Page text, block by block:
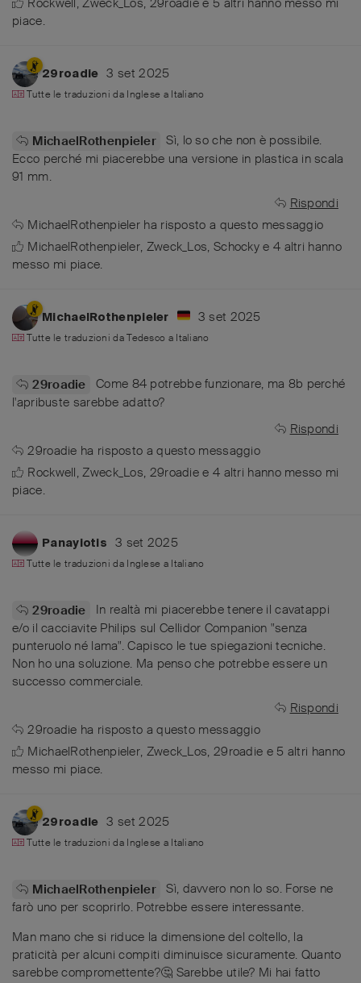
Rockwell,Zweck_Los, 29roadie e 5 altri hanno messo mi
piace.
29roadie 3 set 2025
Tutte le traduzioni da Inglese a Italiano
MichaelRothenpieler Sì, lo so che non è possibile.
Ecco perché mi piacerebbe una versione in plastica in scala
91 mm.
Rispondi
MichaelRothenpieler ha risposto a questo messaggio
MichaelRothenpieler, Zweck_Los, Schocky e 4 altri hanno
messo mi piace.
MichaelRothenpieler 3 set 2025
Tutte le traduzioni daTedesco a Italiano
29roadie
Come 84 potrebbe funzionare, ma 8b perché
l'apribuste sarebbe adatto?
Rispondi
29roadie ha risposto a questo messaggio
Rockwell,Zweck_Los, 29roadie e 4 altri hanno messo mi
piace.
Panayiotis 3 set 2025
Tutte le traduzioni da Inglese a Italiano
29roadie
In realtà mi piacerebbe tenere il cavatappi
e/o il cacciavite Philips sul Cellidor Companion "senza
punteruolo né lama". Capisco le tue spiegazioni tecniche.
Non ho una soluzione. Ma penso che potrebbe essere un
successo commerciale.
Rispondi
29roadie ha risposto a questo messaggio
MichaelRothenpieler, Zweck_Los, 29roadie e 5 altri hanno
messo mi piace.
29roadie 3 set 2025
Tutte le traduzioni da Inglese a Italiano
MichaelRothenpieler Sì, davvero non lo so. Forse ne
farò uno per scoprirlo. Potrebbe essere interessante.
Man mano che si riduce la dimensione del coltello, la
praticità per alcuni compiti diminuisce sicuramente. Quanto
sarebbe compromettente?🤔 Sarebbe utile? Mi hai fatto